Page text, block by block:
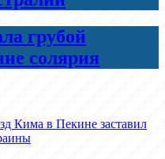
грубой
солярия